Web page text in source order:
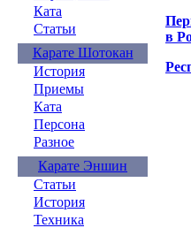
Ката
Статьи
Карате Шотокан
История
Приемы
Ката
Персона
Разное
Карате Эншин
Статьи
История
Техника
в